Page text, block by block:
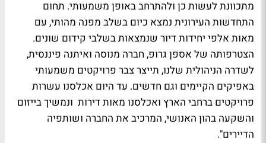
מתכוונת לעשות כן ולהתרחב באופן משמעותי. תחום
התחדשות העירונית נמצא כיום בשלב מפנה מהותי, עם
מאות אלפי יחידות דיור שנמצאות בשלבי קידום שונים.
הצטרפותה של אספן גרופ, חברה מנוסה ואיתנה פיננסית,
לשדרה הניהולית שלנו, תייצר צבר פרויקטים משמעותי
באפיקים הקיימים וגם חדשים. עד היום אכלסנו עשרות
פרויקטים ברחבי הארץ ואכלסנו מאות דירות ונמשיך בייזום
והשקעה בהון האנושי, המרכיב את החברה ושותפיה
הדיירים".